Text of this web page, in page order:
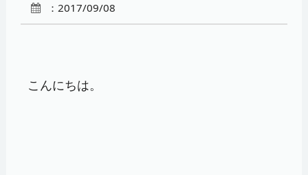
：2017/09/08
こんにちは。